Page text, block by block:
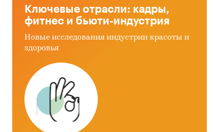
Ключевые отрасли: кадры,
фитнес и бьюти-индустрия
Новые исследования индустрии красоты и
здоровья